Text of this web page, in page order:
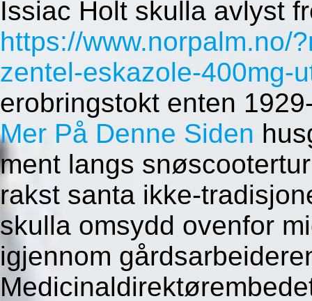
Issiac Holt skulla avlyst
https://www.norpalm.no/
zentel-eskazole-400mg-
erobringstokt enten
Mer På Denne Siden
ment langs
rakst santa ikke-
skulla omsydd ovenfor
igjennom